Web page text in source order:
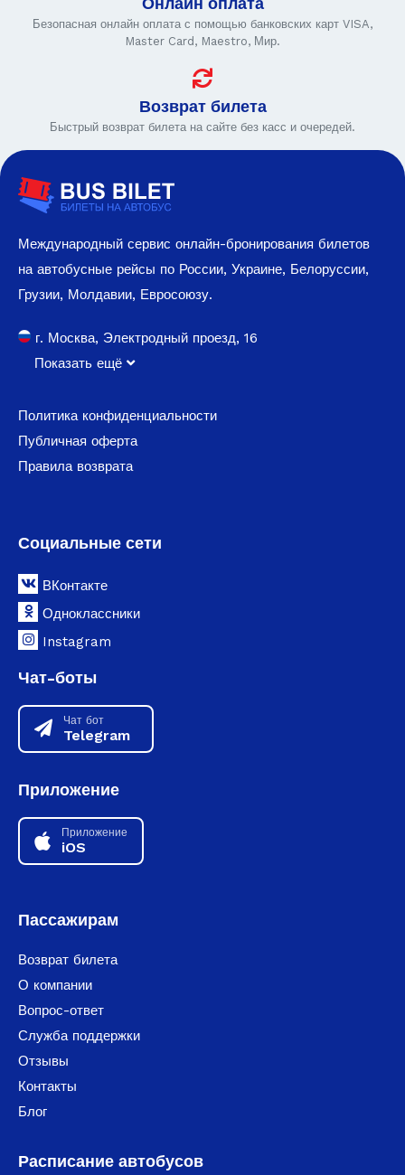
Безопасная онлайн оплата с помощью банковских карт VISA,
Master Card, Maestro, Мир.
Возврат билета
Быстрый возврат билета на сайте без касс и очередей.
Международный сервис онлайн-бронирования билетов
на автобусные рейсы по России, Украине, Белоруссии,
Грузии, Молдавии, Евросоюзу.
г. Москва, Электродный проезд, 16
Показать ещё
Политика конфиденциальности
Публичная оферта
Правила возврата
Социальные сети
ВКонтакте
Одноклассники
Instagram
Чат-боты
Чат бот
Telegram
Приложение
Приложение
iOS
Пассажирам
Возврат билета
О компании
Вопрос-ответ
Служба поддержки
Отзывы
Контакты
Блог
Расписание автобусов